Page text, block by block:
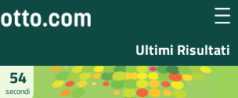
Ultimi Risultati
54
secondi